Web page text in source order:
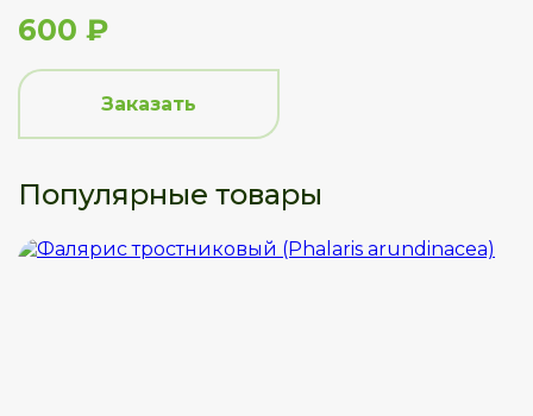
600 ₽
Заказать
Популярные товары